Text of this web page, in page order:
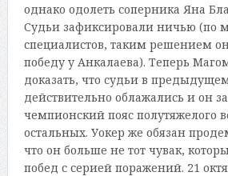
однако одолеть соперника Яна
Судьи зафиксировали ничью (по
специалистов, таким решением
победу у Анкалаева). Теперь
доказать, что судьи в
действительно облажались и он
чемпионский пояс полутяжелого
остальных. Уокер же обязан
что он больше не тот чувак,
побед с серией поражений. 21